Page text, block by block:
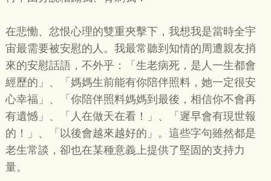
在悲慟、忿恨心理的雙重夾擊下，我想我是當時全宇
宙最需要被安慰的人。我最常聽到知情的周遭親友捎
來的安慰話語，不外乎：「生老病死，是人一生都會
經歷的」、「媽媽生前能有你陪伴照料，她一定很安
心幸福」、「你陪伴照料媽媽到最後，相信你不會再
有遺憾」、「人在做天在看！」、「遲早會有現世報
的！」、「以後會越來越好的」。這些字句雖然都是
老生常談，卻也在某種意義上提供了堅固的支持力
量。